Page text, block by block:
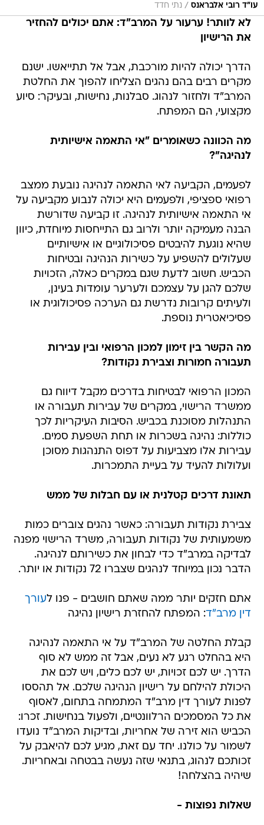
עו״ד רובי אלבראנס / נתי חדד
לא לוותר! ערעור על המרב"ד: אתם יכולים להחזיר
את הרישיון
הדרך יכולה להיות מורכבת, אבל אל תתייאשו. ישנם
מקרים רבים בהם נהגים הצליחו להפוך את החלטת
המרב"ד ולחזור לנהוג. סבלנות, נחישות, ובעיקר: סיוע
מקצועי, הם המפתח.
מה הכוונה כשאומרים "אי התאמה אישיותית
לנהיגה"?
לפעמים, הקביעה לאי התאמה לנהיגה נובעת ממצב
רפואי ספציפי, ולפעמים היא יכולה לנבוע מקביעה על
אי התאמה אישיותית לנהיגה. זו קביעה שדורשת
הבנה מעמיקה יותר ולרוב גם התייחסות מיוחדת, כיוון
שהיא נוגעת להיבטים פסיכולוגיים או אישיותיים
שעלולים להשפיע על כשירות הנהיגה ובטיחות
הכביש. חשוב לדעת שגם במקרים כאלה, הזכויות
שלכם להגן על עצמכם ולערער עומדות בעינן,
ולעיתים קרובות נדרשת גם הערכה פסיכולוגית או
פסיכיאטרית נוספת.
מה הקשר בין זימון למכון הרפואי ובין עבירות
תעבורה חמורות וצבירת נקודות?
המכון הרפואי לבטיחות בדרכים מקבל דיווח גם
ממשרד הרישוי, במקרים של עבירות תעבורה או
התנהלות מסוכנת בכביש. הסיבות העיקריות לכך
כוללות: נהיגה בשכרות או תחת השפעת סמים.
עבירות אלו מצביעות על דפוס התנהגות מסוכן
ועלולות להעיד על בעיית התמכרות.
תאונת דרכים קטלנית או עם חבלות של ממש
צבירת נקודות תעבורה: כאשר נהגים צוברים כמות
משמעותית של נקודות תעבורה, משרד הרישוי מפנה
לבדיקה במרב"ד כדי לבחון את כשירותם לנהיגה.
הדבר נכון במיוחד לנהגים שצברו 72 נקודות או יותר.
אתם חזקים יותר ממה שאתם חושבים - פנו לעורך
דין מרב"ד: המפתח להחזרת רישיון נהיגה
קבלת החלטה של המרב"ד על אי התאמה לנהיגה
היא בהחלט רגע לא נעים, אבל זה ממש לא סוף
הדרך. יש לכם זכויות, יש לכם כלים, ויש לכם את
היכולת להילחם על רישיון הנהיגה שלכם. אל תהססו
לפנות לעורך דין מרב"ד המתמחה בתחום, לאסוף
את כל המסמכים הרלוונטיים, ולפעול בנחישות. זכרו:
הכביש הוא זירה של אחריות, ובדיקות המרב"ד נועדו
לשמור על כולנו. יחד עם זאת, מגיע לכם להיאבק על
זכותכם לנהוג, בתנאי שזה נעשה בבטחה ובאחריות.
שיהיה בהצלחה!
שאלות נפוצות -